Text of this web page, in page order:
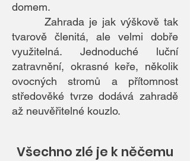
domem.
Zahrada je jak výškově tak
tvarově členitá, ale velmi dobře
využitelná. Jednoduché luční
zatravnění, okrasné keře, několik
ovocných stromů a přítomnost
středověké tvrze dodává zahradě
až neuvěřitelné kouzlo.
Všechno zlé je k něčemu